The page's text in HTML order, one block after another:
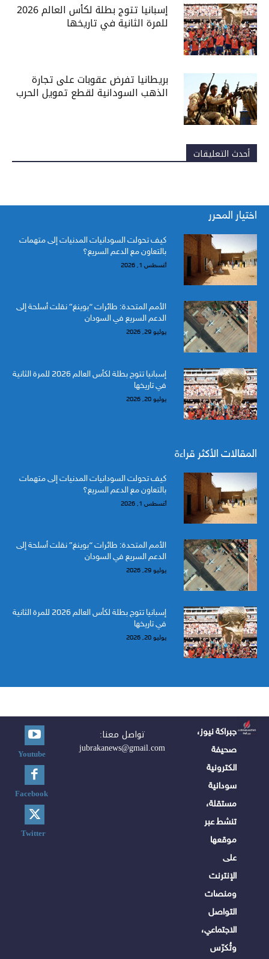
إسبانيا تتوج بطلة لكأس العالم 2026
للمرة الثانية في تاريخها
بريطانيا تفرض عقوبات على تجارة
الذهب السودانية لقطع تمويل الحرب
أحدث التعليقات
اختيار المحرر
كيف تحولت السودانيات المدنيات إلى متهمات
بالتعاون مع الدعم السريع؟
أغسطس 1, 2026
الأمم المتحدة: طائرات “بوينغ” نقلت أسلحة إلى
الدعم السريع في السودان
يوليو 29, 2026
إسبانيا تتوج بطلة لكأس العالم 2026 للمرة الثانية
في تاريخها
يوليو 20, 2026
المقالات الأكثر قراءة
كيف تحولت السودانيات المدنيات إلى متهمات
بالتعاون مع الدعم السريع؟
أغسطس 1, 2026
الأمم المتحدة: طائرات “بوينغ” نقلت أسلحة إلى
الدعم السريع في السودان
يوليو 29, 2026
إسبانيا تتوج بطلة لكأس العالم 2026 للمرة الثانية
في تاريخها
يوليو 20, 2026
جبراكة نيوز،
صحيفة
الكترونية
سودانية
مستقلة،
تنشط عبر
موقعها
على
الإنترنت
ومنصات
التواصل
الاجتماعي،
وتُكرّس
تواصل معنا:
jubrakanews@gmail.com
Youtube
Facebook
Twitter